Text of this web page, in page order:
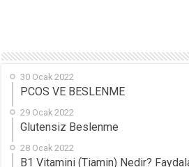
30 Ocak 2022
PCOS VE BESLENME
29 Ocak 2022
Glutensiz Beslenme
28 Ocak 2022
B1 Vitamini (Tiamin) Nedir?